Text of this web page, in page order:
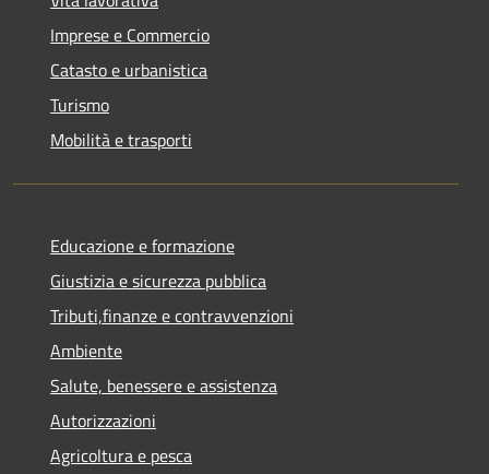
Imprese e Commercio
Catasto e urbanistica
Turismo
Mobilità e trasporti
Educazione e formazione
Giustizia e sicurezza pubblica
Tributi,finanze e contravvenzioni
Ambiente
Salute, benessere e assistenza
Autorizzazioni
Agricoltura e pesca